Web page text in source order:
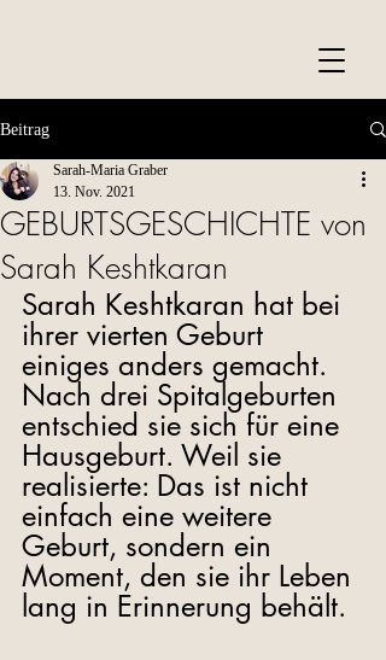
Beitrag
GEBURTSGESCHICHTE von
Sarah Keshtkaran
Sarah-Maria Graber
13. Nov. 2021
Sarah Keshtkaran hat bei
ihrer vierten Geburt
einiges anders gemacht.
Nach drei Spitalgeburten
entschied sie sich für eine
Hausgeburt. Weil sie
realisierte: Das ist nicht
einfach eine weitere
Geburt, sondern ein
Moment, den sie ihr Leben
lang in Erinnerung behält.